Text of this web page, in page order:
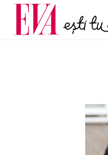
Carieră
Actualitate